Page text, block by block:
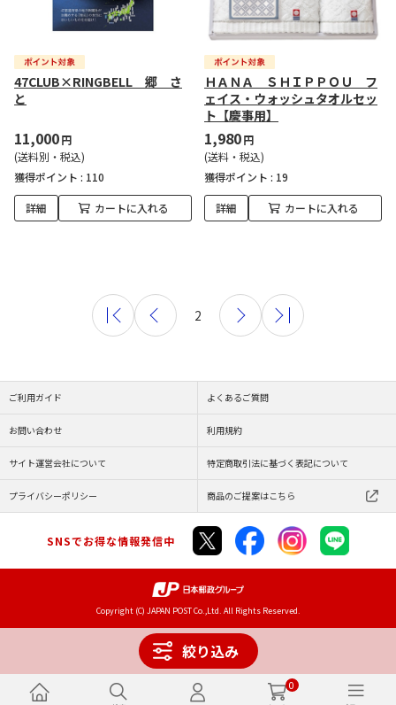
0
絞り込み
47CLUB×RINGBELL 郷 さ
と
11,000円
(送料別・税込)
獲得ポイント : 110
詳細 カートに入れる
ＨＡＮＡ ＳＨＩＰＰＯＵ フ
ェイス・ウォッシュタオルセッ
ト【慶事用】
1,980円
(送料・税込)
獲得ポイント : 19
詳細 カートに入れる
2
ご利用ガイド よくあるご質問
お問い合わせ 利用規約
サイト運営会社について 特定商取引法に基づく表記について
プライバシーポリシー 商品のご提案はこちら
SNSでお得な情報発信中
Copyright (C) JAPAN POST Co.,Ltd. All Rights Reserved.